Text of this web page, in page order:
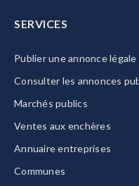
SERVICES
Publier une annonce légale
Consulter les annonces
Marchés publics
Ventes aux enchères
Annuaire entreprises
Communes